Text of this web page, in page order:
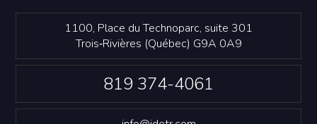
1100, Place du Technoparc, suite 301
Trois‑Rivières (Québec) G9A 0A9
819 374-4061